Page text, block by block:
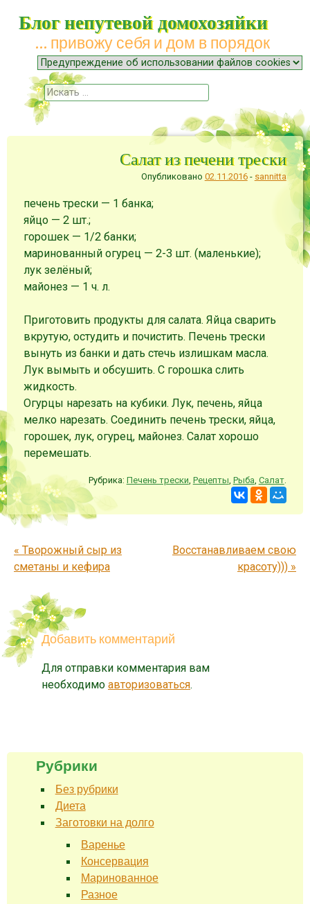
Блог непутевой домохозяйки
… привожу себя и дом в порядок
Меню
Наверх
Поиск
Салат из печени трески
Опубликовано 02.11.2016- sannitta
печень трески — 1 банка;
яйцо — 2 шт.;
горошек — 1/2 банки;
маринованный огурец — 2-3 шт. (маленькие);
лук зелёный;
майонез — 1 ч. л.
Приготовить продукты для салата. Яйца сварить
вкрутую, остудить и почистить. Печень трески
вынуть из банки и дать стечь излишкам масла.
Лук вымыть и обсушить. С горошка слить
жидкость.
Огурцы нарезать на кубики. Лук, печень, яйца
мелко нарезать. Соединить печень трески, яйца,
горошек, лук, огурец, майонез. Салат хорошо
перемешать.
Рубрика: Печень трески Рецепты Рыба Салат.
Запись навигация
« Творожный сыр из
сметаны и кефира
Восстанавливаем свою
красоту))) »
Добавить комментарий
Для отправки комментария вам
необходимо авторизоваться.
Рубрики
Без рубрики
Диета
Заготовки на долго
Варенье
Консервация
Маринованное
Разное